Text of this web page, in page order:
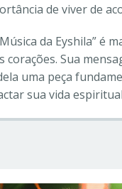
de viver de
da Eyshila” é
Sua
uma peça
sua vida